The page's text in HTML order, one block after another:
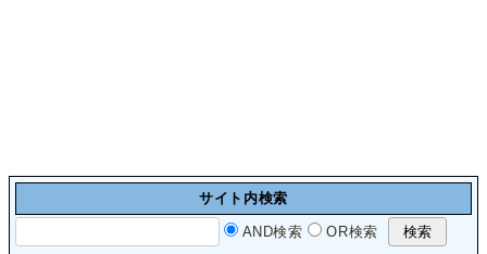
サイト内検索
AND検索 OR検索